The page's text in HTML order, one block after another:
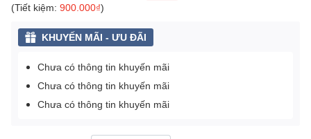
(Tiết kiệm: 900.000₫)
KHUYẾN MÃI - ƯU ĐÃI
Chưa có thông tin khuyến mãi
Chưa có thông tin khuyến mãi
Chưa có thông tin khuyến mãi